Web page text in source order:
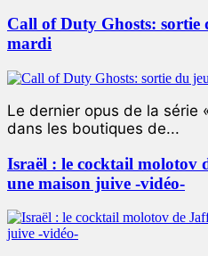
Call of Duty Ghosts: sortie
mardi
Le dernier opus de la série
dans les boutiques de...
Israël : le cocktail molotov
une maison juive -vidéo-